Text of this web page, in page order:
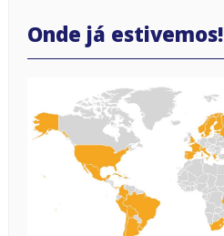
Onde já estivemos!